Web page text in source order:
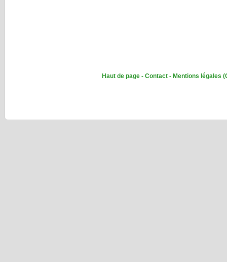
Haut de page -Contact -Mentions légales